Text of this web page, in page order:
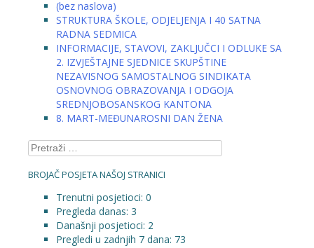
(bez naslova)
STRUKTURA ŠKOLE, ODJELJENJA I 40 SATNA
RADNA SEDMICA
INFORMACIJE, STAVOVI, ZAKLJUČCI I ODLUKE SA
2. IZVJEŠTAJNE SJEDNICE SKUPŠTINE
NEZAVISNOG SAMOSTALNOG SINDIKATA
OSNOVNOG OBRAZOVANJA I ODGOJA
SREDNJOBOSANSKOG KANTONA
8. MART-MEĐUNAROSNI DAN ŽENA
Pretraga:
BROJAČ POSJETA NAŠOJ STRANICI
Trenutni posjetioci: 0
Pregleda danas: 3
Današnji posjetioci: 2
Pregledi u zadnjih 7 dana: 73